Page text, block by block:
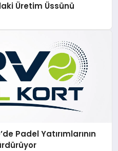
Üretim Üssünü
Padel Yatırımlarının